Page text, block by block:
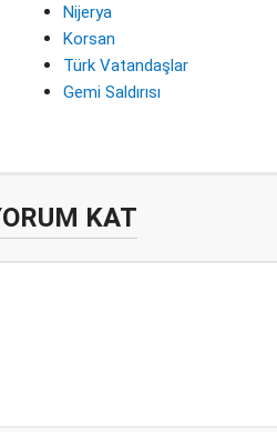
Nijerya
Korsan
Türk Vatandaşlar
Gemi Saldırısı
KAT